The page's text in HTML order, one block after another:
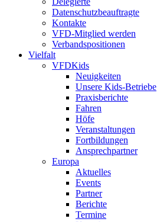
Datenschutzbeauftragte
Kontakte
VFD-Mitglied werden
Verbandspositionen
Vielfalt
VFDKids
Neuigkeiten
Unsere Kids-Betriebe
Praxisberichte
Fahren
Höfe
Veranstaltungen
Fortbildungen
Ansprechpartner
Europa
Aktuelles
Events
Partner
Berichte
Termine